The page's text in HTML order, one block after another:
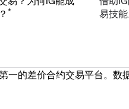
*
易技能
的差价合约交易平台。数